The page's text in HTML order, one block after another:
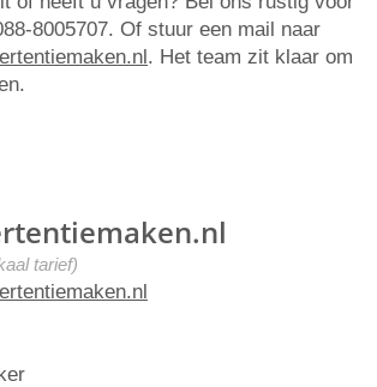
tarief)
8005707. Of stuur een mail naar
. Het team zit klaar om